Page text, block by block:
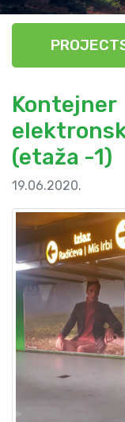
(etaža -1)
19.06.2020.